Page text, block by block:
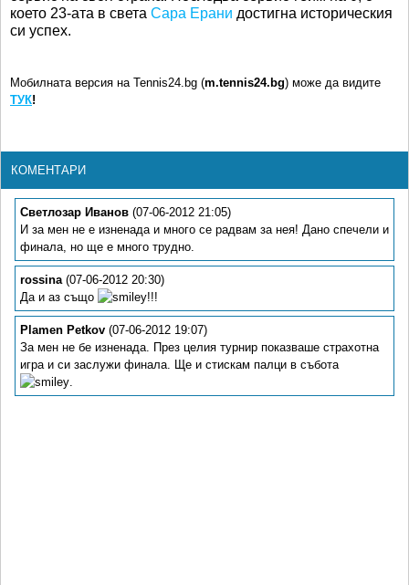
което 23-ата в света Сара Ерани достигна историческия
си успех.
Мобилната версия на Tennis24.bg (m.tennis24.bg) може да видите
ТУК!
КОМЕНТАРИ
Светлозар Иванов (07-06-2012 21:05)
И за мен не е изненада и много се радвам за нея! Дано спечели и
финала, но ще е много трудно.
rossina (07-06-2012 20:30)
Да и аз също
!!!
Plamen Petkov (07-06-2012 19:07)
За мен не бе изненада. През целия турнир показваше страхотна
игра и си заслужи финала. Ще и стискам палци в събота